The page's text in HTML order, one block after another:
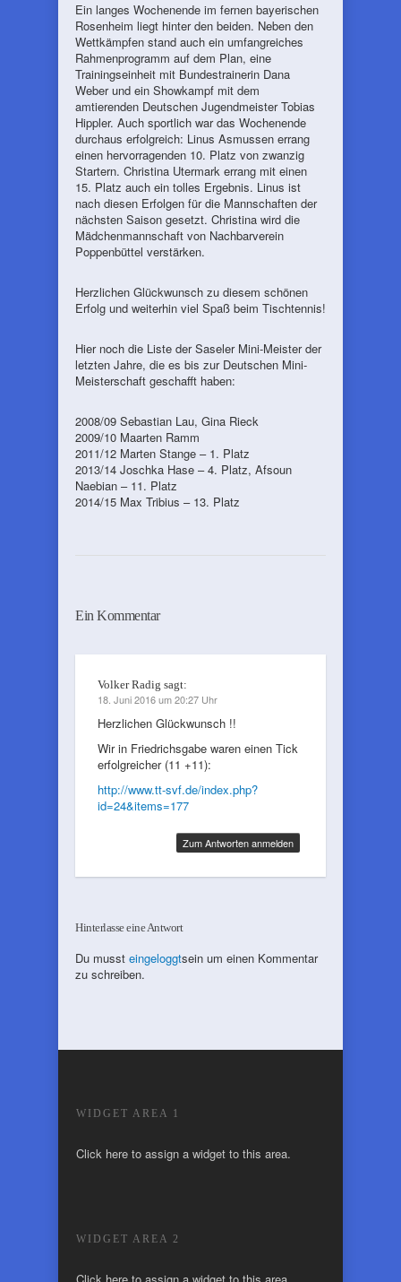
Ein langes Wochenende im fernen bayerischen
Rosenheim liegt hinter den beiden. Neben den
Wettkämpfen stand auch ein umfangreiches
Rahmenprogramm auf dem Plan, eine
Trainingseinheit mit Bundestrainerin Dana
Weber und ein Showkampf mit dem
amtierenden Deutschen Jugendmeister Tobias
Hippler. Auch sportlich war das Wochenende
durchaus erfolgreich: Linus Asmussen errang
einen hervorragenden 10. Platz von zwanzig
Startern. Christina Utermark errang mit einen
15. Platz auch ein tolles Ergebnis. Linus ist
nach diesen Erfolgen für die Mannschaften der
nächsten Saison gesetzt. Christina wird die
Mädchenmannschaft von Nachbarverein
Poppenbüttel verstärken.
Herzlichen Glückwunsch zu diesem schönen
Erfolg und weiterhin viel Spaß beim Tischtennis!
Hier noch die Liste der Saseler Mini-Meister der
letzten Jahre, die es bis zur Deutschen Mini-
Meisterschaft geschafft haben:
2008/09 Sebastian Lau, Gina Rieck
2009/10 Maarten Ramm
2011/12 Marten Stange – 1. Platz
2013/14 Joschka Hase – 4. Platz, Afsoun
Naebian – 11. Platz
2014/15 Max Tribius – 13. Platz
Ein Kommentar
Volker Radig sagt:
18. Juni 2016 um 20:27 Uhr
Herzlichen Glückwunsch !!
Wir in Friedrichsgabe waren einen Tick
erfolgreicher (11 +11):
http://www.tt-svf.de/index.php?
id=24&items=177
Zum Antworten anmelden
Hinterlasse eine Antwort
Du musst eingeloggtsein um einen Kommentar
zu schreiben.
WIDGET AREA 1
Click here to assign a widget to this area.
WIDGET AREA 2